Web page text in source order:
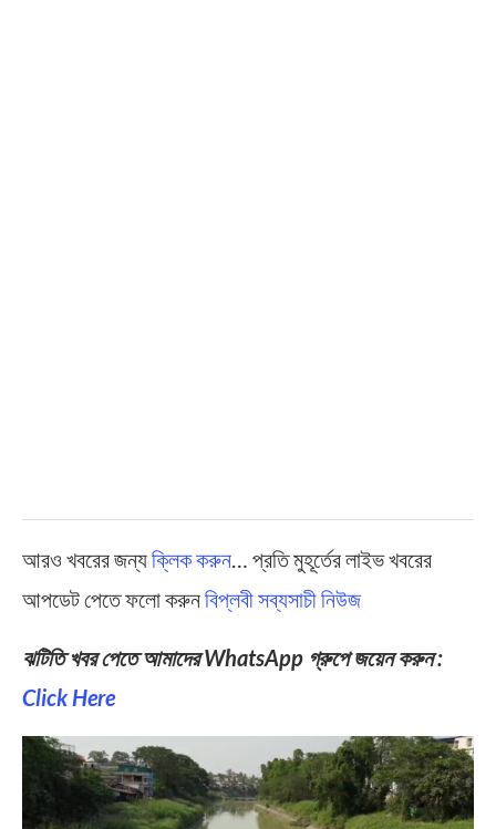
আরও খবরের জন্যক্লিক করুন… প্রতি মুহূর্তের লাইভ খবরের
আপডেট পেতে ফলো করুনবিপ্লবী সব্যসাচী নিউজ
ঝটিতি খবর পেতে আমাদের WhatsApp গ্রুপে জয়েন করুন :
Click Here